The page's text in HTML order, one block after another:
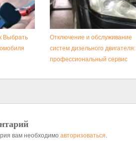
Выбрать
Отключение и обслуживание
систем дизельного двигателя:
профессиональный сервис
вам необходимо авторизоваться.